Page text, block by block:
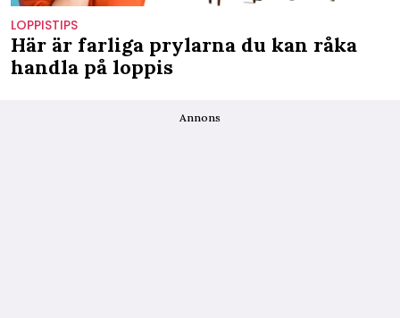
LOPPISTIPS
Här är farliga prylarna du kan råka
handla på loppis
Annons